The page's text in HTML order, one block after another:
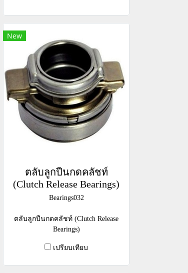
New
ตลับลูกปืนกดคลัชท์
(Clutch Release Bearings)
Bearings032
ตลับลูกปืนกดคลัชท์ (Clutch Release
Bearings)
เปรียบเทียบ